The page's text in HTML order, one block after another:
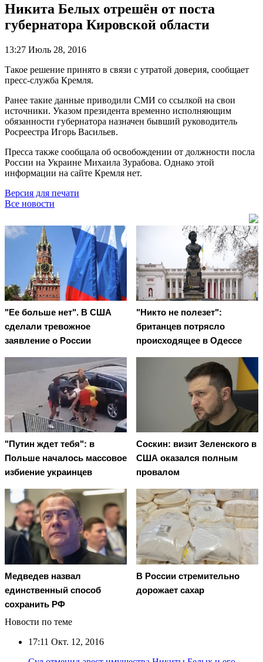
Никита Белых отрешён от поста
губернатора Кировской области
13:27 Июль 28, 2016
Такое решение принято в связи с утратой доверия, сообщает
пресс-служба Кремля.
Ранее такие данные приводили СМИ со ссылкой на свои
источники. Указом президента временно исполняющим
обязанности губернатора назначен бывший руководитель
Росреестра Игорь Васильев.
Пресса также сообщала об освобождении от должности посла
России на Украине Михаила Зурабова. Однако этой
информации на сайте Кремля нет.
Версия для печати
Все новости
"Ее больше нет". В США
сделали тревожное
заявление о России
"Никто не полезет":
британцев потрясло
происходящее в Одессе
"Путин ждет тебя": в
Польше началось массовое
избиение украинцев
Соскин: визит Зеленского в
США оказался полным
провалом
Медведев назвал
единственный способ
сохранить РФ
В России стремительно
дорожает сахар
Новости по теме
17:11 Окт. 12, 2016